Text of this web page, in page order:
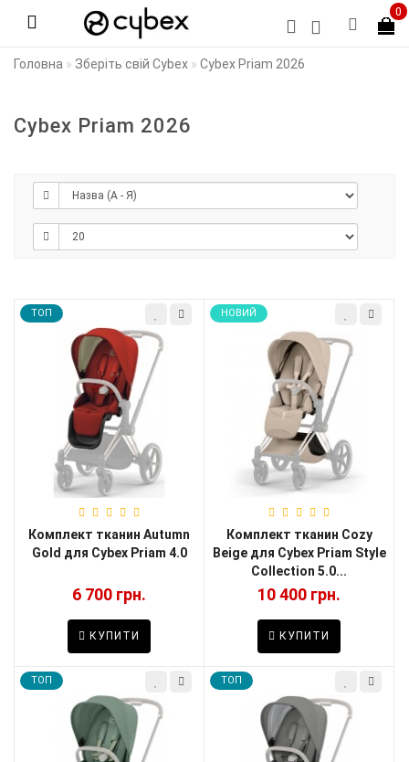
0
Головна Зберіть свій Cybex Cybex Priam 2026
Cybex Priam 2026
TOП
Комплект тканин Autumn
Gold для Cybex Priam 4.0
6 700 грн.
КУПИТИ
НОВИЙ
Комплект тканин Cozy
Beige для Cybex Priam Style
Collection 5.0...
10 400 грн.
КУПИТИ
TOП TOП